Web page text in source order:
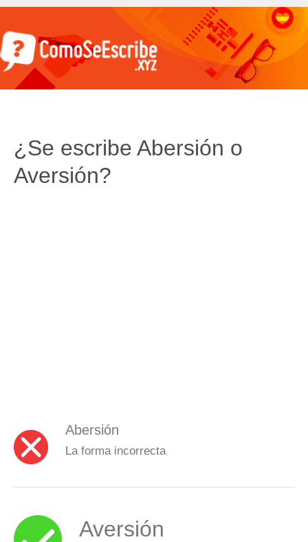
¿Se escribe Abersión o
Aversión?
Abersión
La forma incorrecta
Aversión